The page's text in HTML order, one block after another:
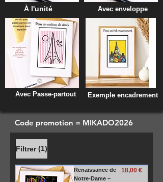
À l'unité Avec enveloppe
Avec Passe-partout Exemple encadrement
Code promotion = MIKADO2026
Filtrer (1)
Renaissance de
Notre-Dame –
Prix
18,00 €